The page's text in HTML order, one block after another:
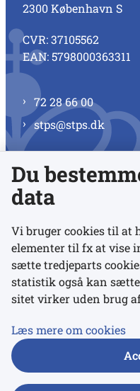
2300 København S
CVR: 37105562
EAN: 5798000363311
72 28 66 00
stps@stps.dk
Se alle
Links
Udgivelser
Du
data
Vi bruger cookies til at
elementer til fx at vise
sætte tredjeparts
statistik også kan
sitet virker uden brug
Læs mere om cookies